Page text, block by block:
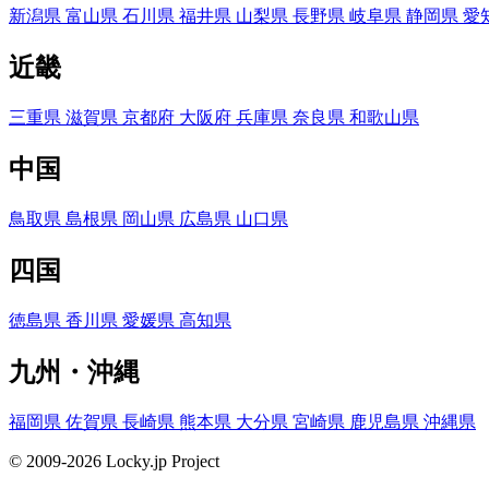
新潟県 富山県 石川県 福井県 山梨県 長野県 岐阜県 静岡県 愛
近畿
三重県 滋賀県 京都府 大阪府 兵庫県 奈良県 和歌山県
中国
鳥取県 島根県 岡山県 広島県 山口県
四国
徳島県 香川県 愛媛県 高知県
九州・沖縄
福岡県 佐賀県 長崎県 熊本県 大分県 宮崎県 鹿児島県 沖縄県
© 2009-2026 Locky.jp Project